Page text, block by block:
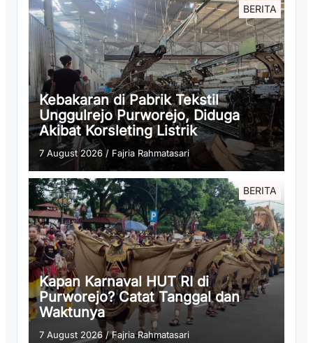
BERITA
Kebakaran di Pabrik Tekstil
Unggulrejo Purworejo, Diduga
Akibat Korsleting Listrik
7 August 2026/ Fajria Rahmatasari
BERITA
Kapan Karnaval HUT RI di
Purworejo? Catat Tanggal dan
Waktunya
7 August 2026 /Fajria Rahmatasari